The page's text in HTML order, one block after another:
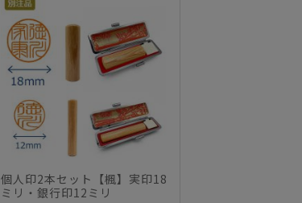
個人印2本セット【楓】実印18
ミリ・銀行印12ミリ